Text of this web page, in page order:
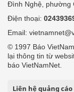
Đình Nghệ, phường
Điện thoại:
Email:
© 1997 Báo
lại thông tin từ
báo VietNamNet.
Liên hệ quảng cáo